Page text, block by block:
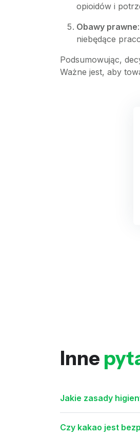
opioidów i
Obawy prawne
niebędące
Podsumowując,
Ważne jest, aby
Inne
Jakie zasady
Czy kakao jest